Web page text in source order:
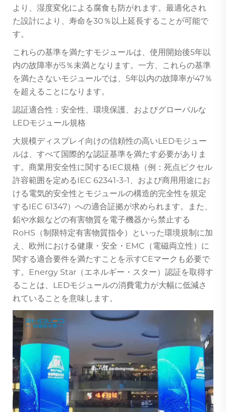
より、湿度変化による腐食も防がれます。最適化され
た設計により、寿命を30％以上延長することが可能で
す。
これらの基準を満たすモジュールは、使用開始後5年以
内の故障率が5％未満となります。一方、これらの基準
を満たさないモジュールでは、5年以内の故障率が47％
を超えることになります。
認証適合性：安全性、環境保護、およびグローバルな
LEDモジュール規格
大規模ディスプレイ向けの信頼性の高いLEDモジュー
ルは、すべて国際的な認証基準を満たす必要がありま
す。商業用安全性に関するIEC規格（例：死点ピクセル
許容範囲を定めるIEC 62341-3-1、および商用用途にお
ける電気的安全性とモジュールの構造的完全性を規定
するIEC 61347）への適合証拠が求められます。また、
鉛や水銀などの有害物質を電子機器から禁止する
RoHS（制限特定有害物質指令）といった環境規制に加
え、欧州における健康・安全・EMC（電磁両立性）に
関する適合要件を満たすことを示すCEマークも必要で
す。Energy Star（エネルギー・スター）認証を取得す
ることは、LEDモジュールの消費電力が大幅に低減さ
れていることを意味します。